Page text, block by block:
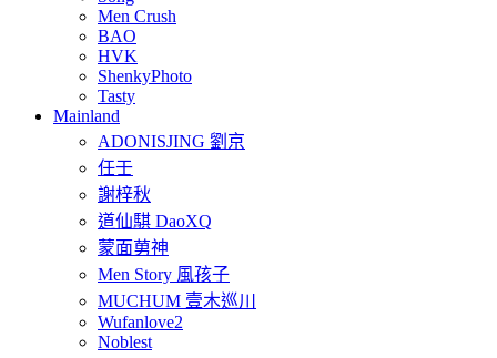
Men Crush
BAO
HVK
ShenkyPhoto
Tasty
Mainland
ADONISJING 劉京
任壬
謝梓秋
道仙騏 DaoXQ
蒙面莮神
Men Story 風孩子
MUCHUM 壹木巡川
Wufanlove2
Noblest